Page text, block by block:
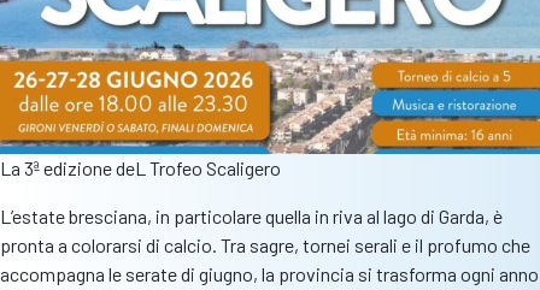
La 3ª edizione deL Trofeo Scaligero
L’estate bresciana, in particolare quella in riva al lago di Garda, è
pronta a colorarsi di calcio. Tra sagre, tornei serali e il profumo che
accompagna le serate di giugno, la provincia si trasforma ogni anno